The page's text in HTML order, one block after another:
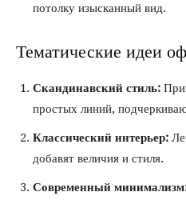
потолку изысканный вид.
Тематические идеи
Скандинавский стиль:
простых линий,
Классический интерьер:
добавят величия и стиля.
Современный